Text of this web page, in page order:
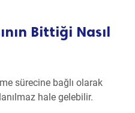
Bittiği Nasıl
sürecine bağlı olarak
hale gelebilir.